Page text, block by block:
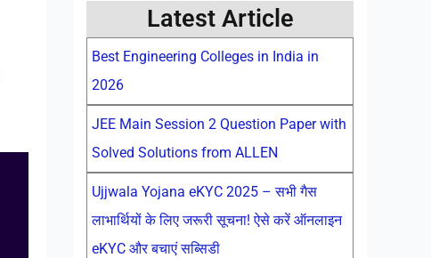
Latest Article
Best Engineering Colleges in India in
2026
JEE Main Session 2 Question Paper with
Solved Solutions from ALLEN
Ujjwala Yojana eKYC 2025 – सभी गैस
लाभार्थियों के लिए जरूरी सूचना! ऐसे करें ऑनलाइन
eKYC और बचाएं सब्सिडी